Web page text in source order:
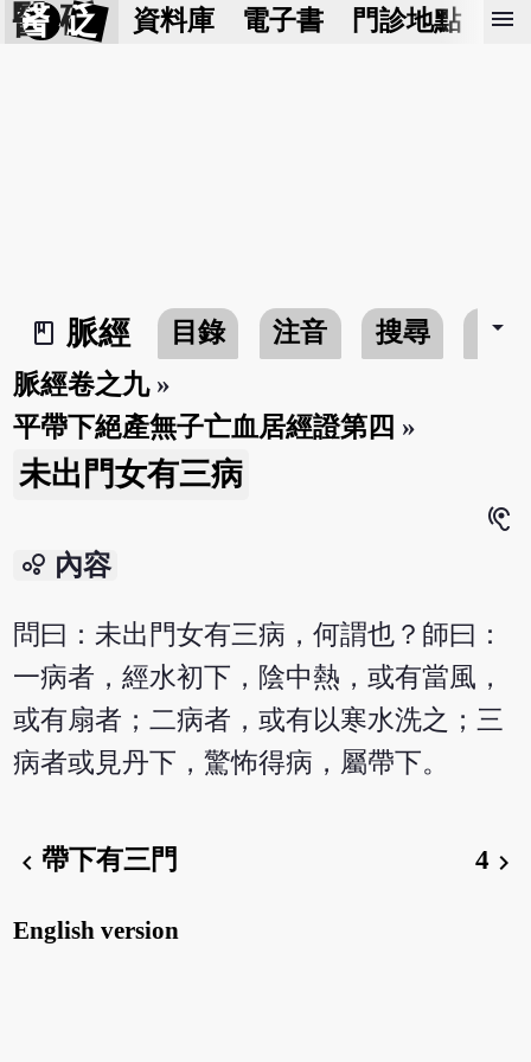
醫 砭 資料庫 電子書 門診地點 預
menu
book_2
脈經 目錄 注音 搜尋 書介
arrow_drop_down
脈經卷之九»
平帶下絕產無子亡血居經證第四 »
未出門女有三病
hearing
bubble_chart 內容
問曰：未出門女有三病，何謂也？師曰：
一病者，經水初下，陰中熱，或有當風，
或有扇者；二病者，或有以寒水洗之；三
病者或見丹下，驚怖得病，屬帶下。
chevron_left帶下有三門 4 chevron_right
English version